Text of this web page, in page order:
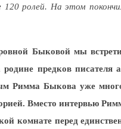
120 ролей. На этом
Быковой мы
предков писателя
Римма Быкова уже
Вместо интервью
комнате перед